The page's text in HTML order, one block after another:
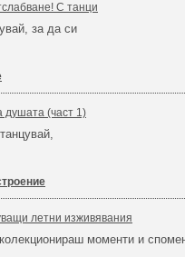
С танци
за да си
душата (част 1)
летни изживявания
моменти и